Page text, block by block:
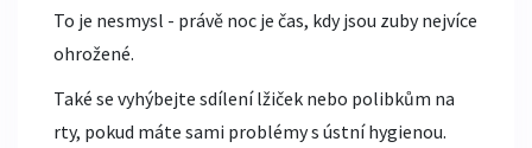
To je nesmysl - právě noc je čas, kdy jsou zuby nejvíce
ohrožené.
Také se vyhýbejte sdílení lžiček nebo polibkům na
rty, pokud máte sami problémy s ústní hygienou.